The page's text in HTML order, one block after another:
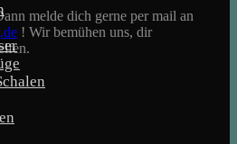
melde dich gerne per mail an
! Wir bemühen uns, dir